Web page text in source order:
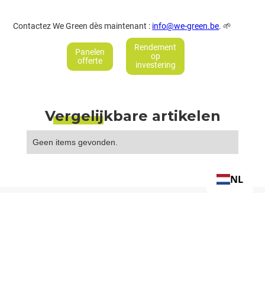
Contactez We Green dès maintenant : info@we-green.be. 🌱
Panelen
offerte
Rendement
op
investering
Vergelijkbare artikelen
Geen items gevonden.
NL